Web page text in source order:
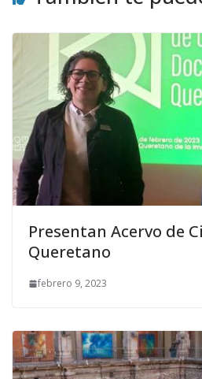
Presentan Acervo de
Queretano
febrero 9, 2023